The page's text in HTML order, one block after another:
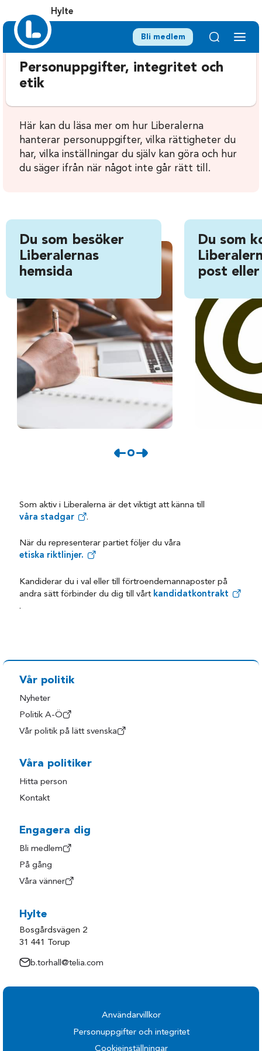
Hylte
Bli medlem
Personuppgifter, integritet och
etik
Här kan du läsa mer om hur Liberalerna
hanterar personuppgifter, vilka rättigheter du
har, vilka inställningar du själv kan göra och hur
du säger ifrån när något inte går rätt till.
Du som besöker
Liberalernas
hemsida
Du som
post
Som aktiv i Liberalerna är det viktigt att känna till
våra stadgar
.
När du representerar partiet följer du våra
etiska riktlinjer.
Kandiderar du i val eller till förtroendemannaposter på
andra sätt förbinder du dig till vårt kandidatkontrakt
.
Vår politik
Nyheter
Politik A-Ö
Vår politik på lätt svenska
Våra politiker
Hitta person
Kontakt
Engagera dig
Bli medlem
På gång
Våra vänner
Hylte
Bosgårdsvägen 2
31 441 Torup
b.torhall@telia.com
Användarvillkor
Personuppgifter och integritet
Cookieinställningar